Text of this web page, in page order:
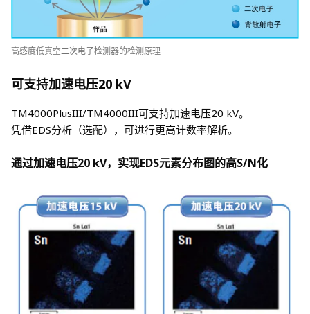
高感度低真空二次电子检测器的检测原理
可支持加速电压20 kV
TM4000PlusIII/TM4000III可支持加速电压20 kV。
凭借EDS分析（选配），可进行更高计数率解析。
通过加速电压20 kV，实现EDS元素分布图的高S/N化